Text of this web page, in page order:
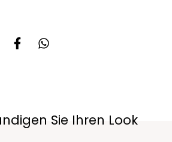
Sie Ihren Look